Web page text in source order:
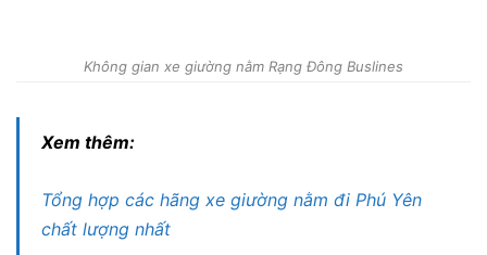
Không gian xe giường nằm Rạng Đông Buslines
Xem thêm:
Tổng hợp các hãng xe giường nằm đi Phú Yên
chất lượng nhất